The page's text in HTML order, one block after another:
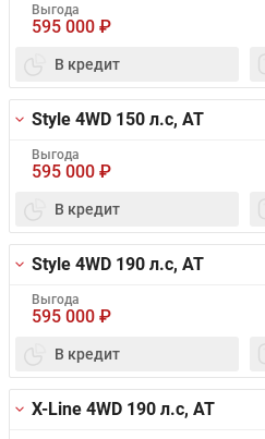
Выгода
595 000 ₽
В кредит
Style 4WD 150 л.с, AT
Выгода
595 000 ₽
В кредит
Style 4WD 190 л.с, AT
Выгода
595 000 ₽
В кредит
X-Line 4WD 190 л.с, AT